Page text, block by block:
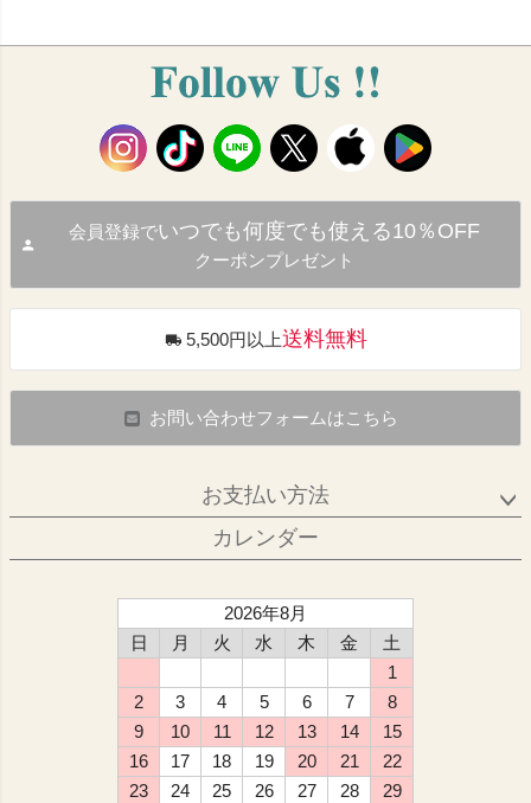
会員登録でいつでも何度でも使える10％OFF
クーポンプレゼント
5,500円以上送料無料
お問い合わせフォームはこちら
お支払い方法
カレンダー
2026年8月
日
月 火 水 木 金
土
1
2
3 4 5 6 7
8
9
10 11 12 13 14
15
16
17 18 19 20 21
22
23
24 25 26 27 28
29